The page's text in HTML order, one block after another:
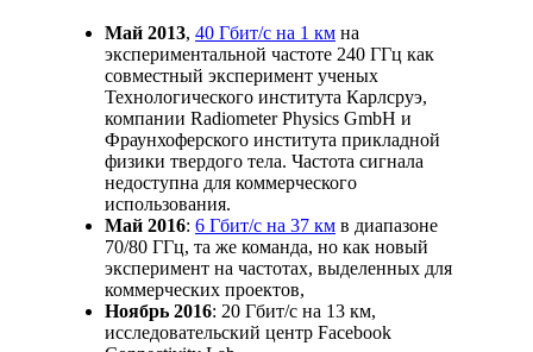
Май 2013, 40 Гбит/с на 1 км на
экспериментальной частоте 240 ГГц как
совместный эксперимент ученых
Технологического института Карлсруэ,
компании Radiometer Physics GmbH и
Фраунхоферского института прикладной
физики твердого тела. Частота сигнала
недоступна для коммерческого
использования.
Май 2016: 6 Гбит/с на 37 км в диапазоне
70/80 ГГц, та же команда, но как новый
эксперимент на частотах, выделенных для
коммерческих проектов,
Ноябрь 2016: 20 Гбит/с на 13 км,
исследовательский центр Facebook